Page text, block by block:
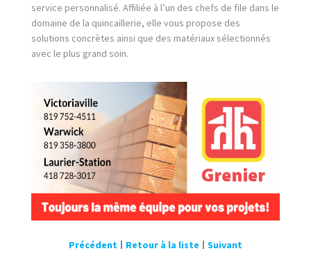
service personnalisé. Affiliée à l’un des chefs de file dans le
domaine de la quincaillerie, elle vous propose des
solutions concrètes ainsi que des matériaux sélectionnés
avec le plus grand soin.
Précédent Retour à la liste Suivant